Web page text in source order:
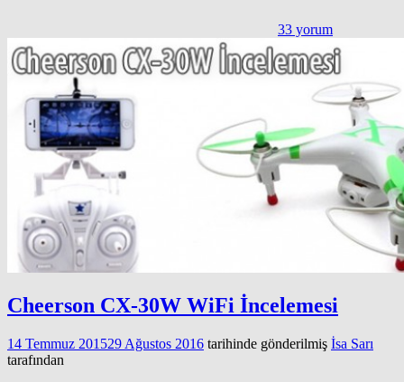
33 yorum
Cheerson CX-30W WiFi İncelemesi
14 Temmuz 201529 Ağustos 2016 tarihinde gönderilmiş İsa Sarı
tarafından